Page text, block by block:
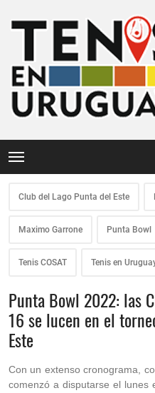
Club del Lago Punta del Este
Maximo Garrone Punta Bowl
Tenis COSAT Tenis en
Punta Bowl 2022: las
16 se lucen en el
Este
Con un extenso cronograma,
comenzó a disputarse el lunes